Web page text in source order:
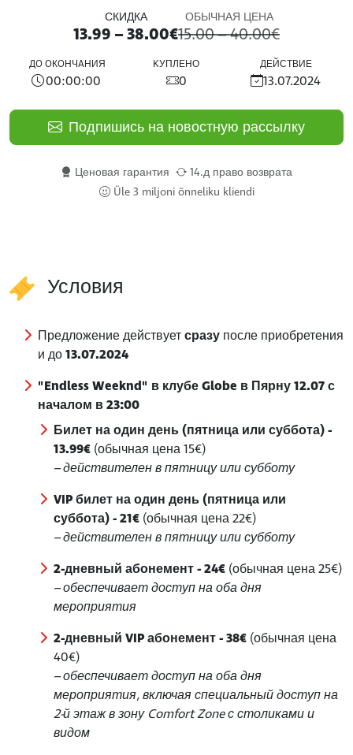
СКИДКА
13.99 – 38.00€
ОБЫЧНАЯ ЦЕНА
15.00 – 40.00€
ДO OКOНЧAНИЯ
00:00:00
KУПЛЕНО
0
ДЕЙСТВИЕ
13.07.2024
Подпишись на новостную рассылку
Ценовая гарантия
14.д право возврата
Üle 3 miljoni õnneliku kliendi
Условия
Предложение действуетсразу после приобретения
и до13.07.2024
"Endless Weeknd" в клубе Globe в Пярну 12.07 с
началом в 23:00
Билет на один день (пятница или суббота) -
13.99€ (обычная цена 15€)
– действителен в пятницу или субботу
VIP билет на один день (пятница или
суббота) - 21€ (обычная цена 22€)
– действителен в пятницу или субботу
2-дневный абонемент - 24€ (обычная цена 25€)
– обеспечивает доступ на оба дня
мероприятия
2-дневный VIP абонемент - 38€ (обычная цена
40€)
– обеспечивает доступ на оба дня
мероприятия, включая специальный доступ на
2-й этаж в зону Comfort Zone с столиками и
видом